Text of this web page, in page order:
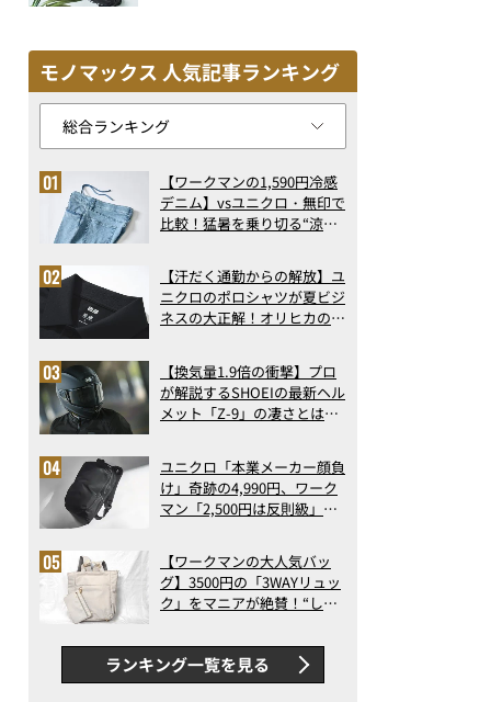
モノマックス 人気記事ランキング
【ワークマンの1,590円冷感
デニム】vsユニクロ・無印で
比較！猛暑を乗り切る“涼感
で決定版
【汗だく通勤からの解放】ユ
ニクロのポロシャツが夏ビジ
ネスの大正解！オリヒカの透
アの実力
【換気量1.9倍の衝撃】プロ
が解説するSHOEIの最新ヘル
メット「Z-9」の凄さとは？
ス
ユニクロ「本業メーカー顔負
け」奇跡の4,990円、ワーク
マン「2,500円は反則級」凄
ト3】（2026年6月版）
【ワークマンの大人気バッ
グ】3500円の「3WAYリュッ
ク」をマニアが絶賛！“しご
判以上に優秀だった
ランキング一覧を見る